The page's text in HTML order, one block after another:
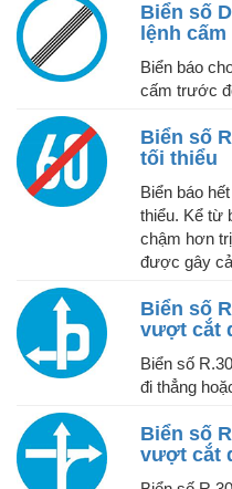
Biển số
lệnh cấm
Biển báo
cấm trước
Biển số
tối thiểu
Biển báo
thiểu. Kể từ
chậm hơn
được gây
Biển số
vượt cắt
Biển số
đi thẳng
Biển số
vượt cắt